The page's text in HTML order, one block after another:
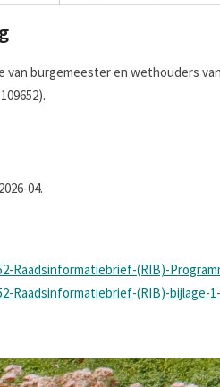
van burgemeester en wethouders
04.
Raadsinformatiebrief-(RIB)-
Raadsinformatiebrief-(RIB)-